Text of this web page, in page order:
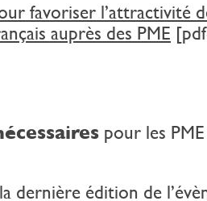
favoriser l’attractivité
auprès des PME
pour les PME
dernière édition de